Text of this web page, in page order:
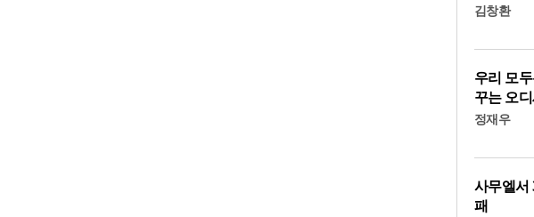
김창환
우리 모
꾸는 오
정재우
사무엘서
패